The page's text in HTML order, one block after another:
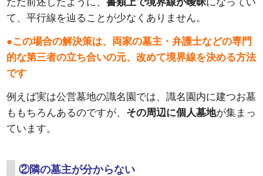
て、平行線を辿ることが少なくありません。
●この場合の解決策は、両家の墓主・弁護士などの専門
的な第三者の立ち合いの元、改めて境界線を決める方法
です
例えば実は公営墓地の識名園では、識名園内に建つお墓
ももちろんあるのですが、 その周辺に個人墓地が集まっ
ています。
②隣の墓主が分からない